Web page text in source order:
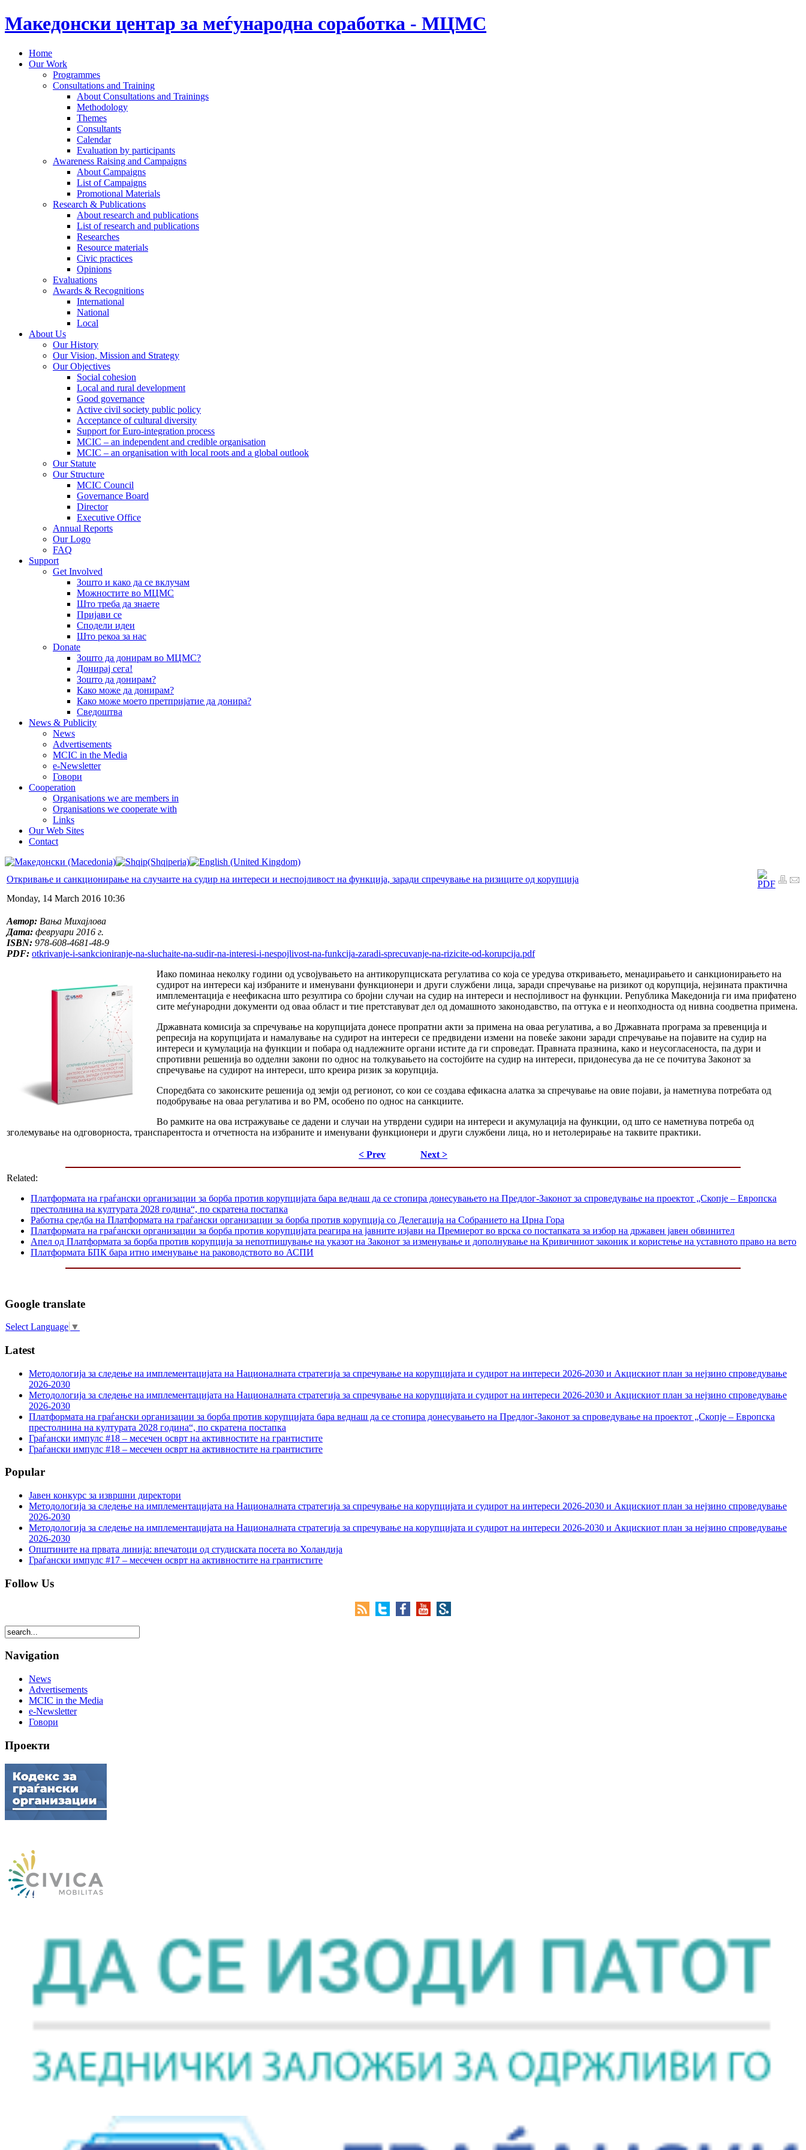
Македонски центар за меѓународна соработка - МЦМС
Home
Our Work
Programmes
Consultations and Training
About Consultations and Trainings
Methodology
Themes
Consultants
Calendar
Evaluation by participants
Awareness Raising and Campaigns
About Campaigns
List of Campaigns
Promotional Materials
Research & Publications
About research and publications
List of research and publications
Researches
Resource materials
Civic practices
Opinions
Evaluations
Awards & Recognitions
International
National
Local
About Us
Our History
Our Vision, Mission and Strategy
Our Objectives
Social cohesion
Local and rural development
Good governance
Active civil society public policy
Acceptance of cultural diversity
Support for Euro-integration process
MCIC – an independent and credible organisation
MCIC – an organisation with local roots and a global outlook
Our Statute
Our Structure
MCIC Council
Governance Board
Director
Executive Office
Annual Reports
Our Logo
FAQ
Support
Get Involved
Зошто и како да се вклучам
Можностите во МЦМС
Што треба да знаете
Пријави се
Сподели идеи
Што рекоа за нас
Donate
Зошто да донирам во МЦМС?
Донирај сега!
Зошто да донирам?
Како може да донирам?
Како може моето претпријатие да донира?
Сведоштва
News & Publicity
News
Advertisements
MCIC in the Media
e-Newsletter
Говори
Cooperation
Organisations we are members in
Organisations we cooperate with
Links
Our Web Sites
Contact
Откривање и санкционирање на случаите на судир на интереси и неспојливост на функција, заради спречување на ризиците од корупција
Monday, 14 March 2016 10:36
Автор: Вања Михајлова
Дата: февруари 2016 г.
ISBN: 978-608-4681-48-9
PDF: otkrivanje-i-sankcioniranje-na-sluchaite-na-sudir-na-interesi-i-nespojlivost-na-funkcija-zaradi-sprecuvanje-na-rizicite-od-korupcija.pdf
Иако поминаа неколку години од усвојувањето на антикорупциската регулатива со која се уредува откривањето, менаџирањето и санкционирањето на
судирот на интереси кај избраните и именувани функционери и други службени лица, заради спречување на ризикот од корупција, нејзината практична
имплементација е неефикасна што резултира со бројни случаи на судир на интереси и неспојливост на функции. Република Македонија ги има прифатено
сите меѓународни документи од оваа област и тие претставуват дел од домашното законодавство, па оттука е и неопходноста од нивна соодветна примена.
Државната комисија за спречување на корупцијата донесе пропратни акти за примена на оваа регулатива, а во Државната програма за превенција и
репресија на корупцијата и намалување на судирот на интереси се предвидени измени на повеќе закони заради спречување на појавите на судир на
интереси и кумулација на функции и побара од надлежните органи истите да ги спроведат. Правната празнина, како и неусогласеноста, па дури и
спротивни решенија во одделни закони по однос на толкувањето на состојбите на судир на интереси, придонесува да не се почитува Законот за
спречување на судирот на интереси, што креира ризик за корупција.
Споредбата со законските решенија од земји од регионот, со кои се создава ефикасна алатка за спречување на овие појави, ја наметнува потребата од
подобрување на оваа регулатива и во РМ, особено по однос на санкциите.
Во рамките на ова истражување се дадени и случаи на утврдени судири на интереси и акумулација на функции, од што се наметнува потреба од
зголемување на одговорноста, транспарентоста и отчетноста на избраните и именувани функционери и други службени лица, но и нетолерирање на таквите практики.
< Prev Next >
Related:
Платформата на граѓански организации за борба против корупцијата бара веднаш да се стопира донесувањето на Предлог-Законот за спроведување на проектот „Скопје – Европска
престолнина на културата 2028 година“, по скратена постапка
Работна средба на Платформата на граѓански организации за борба против корупција со Делегација на Собранието на Црна Гора
Платформата на граѓански организации за борба против корупцијата реагира на јавните изјави на Премиерот во врска со постапката за избор на државен јавен обвинител
Апел од Платформата за борба против корупција за непотпишување на указот на Законот за изменување и дополнување на Кривичниот законик и користење на уставното право на вето
Платформата БПК бара итно именување на раководството во АСПИ
Google translate
Select Language ▼
Latest
Методологија за следење на имплементацијата на Националната стратегија за спречување на корупцијата и судирот на интереси 2026-2030 и Акцискиот план за нејзино спроведување
2026-2030
Методологија за следење на имплементацијата на Националната стратегија за спречување на корупцијата и судирот на интереси 2026-2030 и Акцискиот план за нејзино спроведување
2026-2030
Платформата на граѓански организации за борба против корупцијата бара веднаш да се стопира донесувањето на Предлог-Законот за спроведување на проектот „Скопје – Европска
престолнина на културата 2028 година“, по скратена постапка
Граѓански импулс #18 – месечен осврт на активностите на грантистите
Граѓански импулс #18 – месечен осврт на активностите на грантистите
Popular
Јавен конкурс за извршни директори
Методологија за следење на имплементацијата на Националната стратегија за спречување на корупцијата и судирот на интереси 2026-2030 и Акцискиот план за нејзино спроведување
2026-2030
Методологија за следење на имплементацијата на Националната стратегија за спречување на корупцијата и судирот на интереси 2026-2030 и Акцискиот план за нејзино спроведување
2026-2030
Општините на првата линија: впечатоци од студиската посета во Холандија
Граѓански импулс #17 – месечен осврт на активностите на грантистите
Follow Us
Navigation
News
Advertisements
MCIC in the Media
e-Newsletter
Говори
Проекти